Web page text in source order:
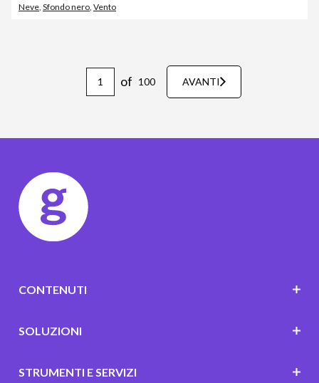
Neve Sfondo nero Vento
of 100 AVANTI
CONTENUTI
SOLUZIONI
STRUMENTI E SERVIZI